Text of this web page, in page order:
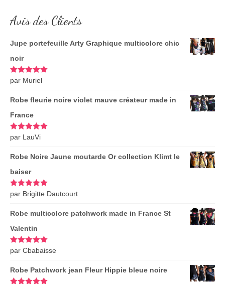
Avis des Clients
Jupe portefeuille Arty Graphique multicolore chic
noir
Note5sur
5
par Muriel
Robe fleurie noire violet mauve créateur made in
France
Note 5sur
5
par LauVi
Robe Noire Jaune moutarde Or collection Klimt le
baiser
Note5sur
5
par Brigitte Dautcourt
Robe multicolore patchwork made in France St
Valentin
Note5sur
5
par Cbabaisse
Robe Patchwork jean Fleur Hippie bleue noire